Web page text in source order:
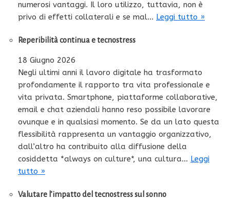
numerosi vantaggi. Il loro utilizzo, tuttavia, non è
privo di effetti collaterali e se mal… Leggi tutto »
Reperibilità continua e tecnostress
18 Giugno 2026
Negli ultimi anni il lavoro digitale ha trasformato
profondamente il rapporto tra vita professionale e
vita privata. Smartphone, piattaforme collaborative,
email e chat aziendali hanno reso possibile lavorare
ovunque e in qualsiasi momento. Se da un lato questa
flessibilità rappresenta un vantaggio organizzativo,
dall’altro ha contribuito alla diffusione della
cosiddetta *always on culture*, una cultura… Leggi
tutto »
Valutare l’impatto del tecnostress sul sonno